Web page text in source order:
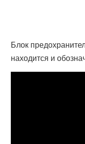
Блок
находится и